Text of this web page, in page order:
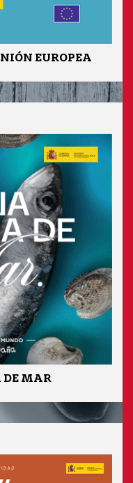
EUROPEA
DE MAR